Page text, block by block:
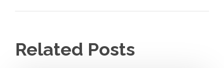
Related Posts